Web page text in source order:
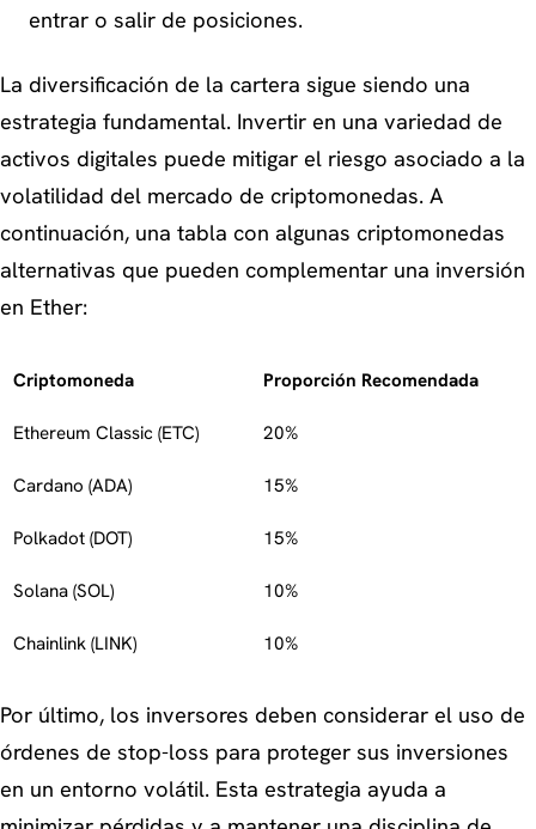
entrar o salir de posiciones.
La diversificación de la cartera sigue siendo una
estrategia fundamental. Invertir en una variedad de
activos digitales puede mitigar el riesgo asociado a la
volatilidad del mercado de criptomonedas. A
continuación, una tabla con algunas criptomonedas
alternativas que pueden complementar una inversión
en Ether:
Criptomoneda Proporción Recomendada
Ethereum Classic (ETC) 20%
Cardano (ADA) 15%
Polkadot (DOT) 15%
Solana (SOL) 10%
Chainlink (LINK) 10%
Por último, los inversores deben considerar el uso de
órdenes de stop-loss para proteger sus inversiones
en un entorno volátil. Esta estrategia ayuda a